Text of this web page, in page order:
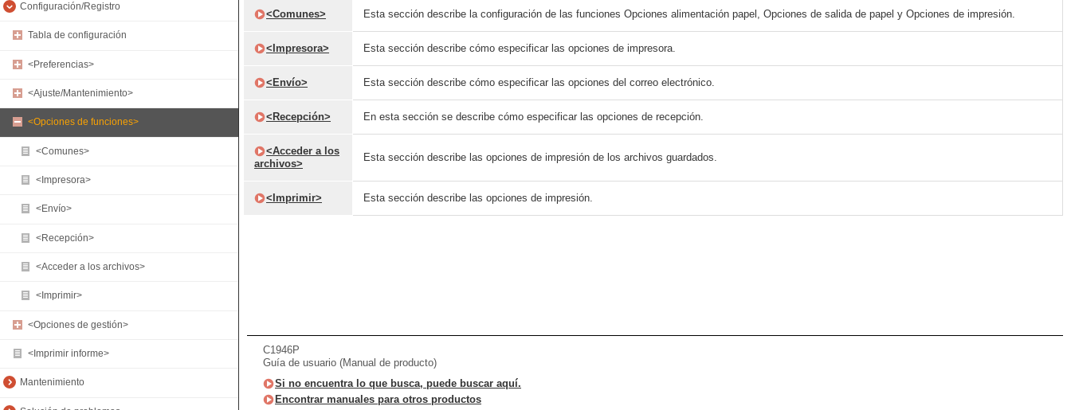
Configuración/Registro
Tabla de configuración
<Preferencias>
<Ajuste/Mantenimiento>
<Opciones de funciones>
<Comunes>
<Impresora>
<Envío>
<Recepción>
<Acceder a los archivos>
<Imprimir>
<Opciones de gestión>
<Imprimir informe>
Mantenimiento
<Comunes> Esta sección describe la configuración de las funciones Opciones alimentación papel, Opciones de salida de papel y Opciones de impresión.
<Impresora> Esta sección describe cómo especificar las opciones de impresora.
<Envío> Esta sección describe cómo especificar las opciones del correo electrónico.
<Recepción> En esta sección se describe cómo especificar las opciones de recepción.
<Acceder a los
archivos>
Esta sección describe las opciones de impresión de los archivos guardados.
<Imprimir> Esta sección describe las opciones de impresión.
C1946P
Guía de usuario (Manual de producto)
Si no encuentra lo que busca, puede buscar aquí.
Encontrar manuales para otros productos